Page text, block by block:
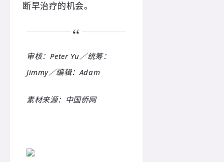
断早治疗的机会。
审核：Peter Yu／统筹：
Jimmy／编辑：Adam
素材来源：中国侨网